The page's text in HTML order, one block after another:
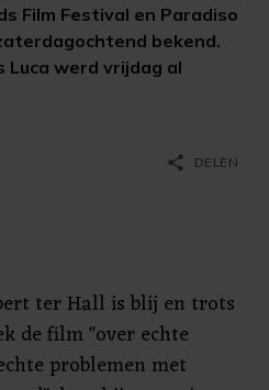
Film Festival en Paradiso
bekend.
werd vrijdag al
share DELEN
ter Hall is blij en trots
de film "over echte
problemen met